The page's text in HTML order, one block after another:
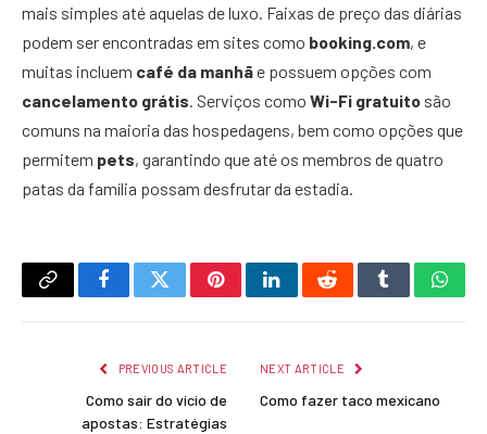
mais simples até aquelas de luxo. Faixas de preço das diárias
podem ser encontradas em sites como booking.com, e
muitas incluem café da manhãe possuem opções com
cancelamento grátis . Serviços como Wi-Fi gratuito são
comuns na maioria das hospedagens, bem como opções que
permitem pets, garantindo que até os membros de quatro
patas da família possam desfrutar da estadia.
Copy
FacebookTwitterPinterestLinkedInRedditTumblr
PREVIOUS ARTICLE
Como sair do vício de
apostas: Estratégias
NEXT ARTICLE
Como fazer taco mexicano